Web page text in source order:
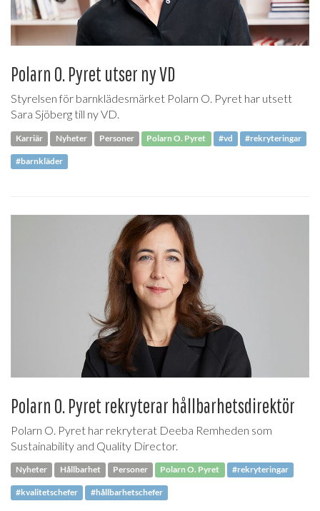
Polarn O. Pyret utser ny VD
Styrelsen för barnklädesmärket Polarn O. Pyret har utsett
Sara Sjöberg till ny VD.
Karriär Nyheter Personer Polarn O. Pyret #vd #rekryteringar
#barnkläder
Polarn O. Pyret rekryterar hållbarhetsdirektör
Polarn O. Pyret har rekryterat Deeba Remheden som
Sustainability and Quality Director.
Nyheter Hållbarhet Personer Polarn O. Pyret #rekryteringar
#kvalitetschefer #hållbarhetschefer